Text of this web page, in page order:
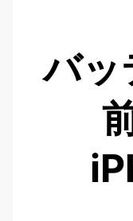
バッ